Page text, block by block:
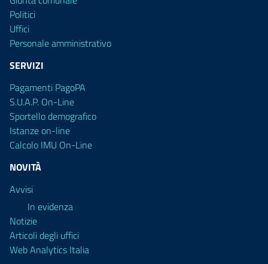
Politici
Uffici
Personale amministrativo
SERVIZI
Pagamenti PagoPA
S.U.A.P. On-Line
Sportello demografico
Istanze on-line
Calcolo IMU On-Line
NOVITÀ
Avvisi
In evidenza
Notizie
Articoli degli uffici
Web Analytics Italia